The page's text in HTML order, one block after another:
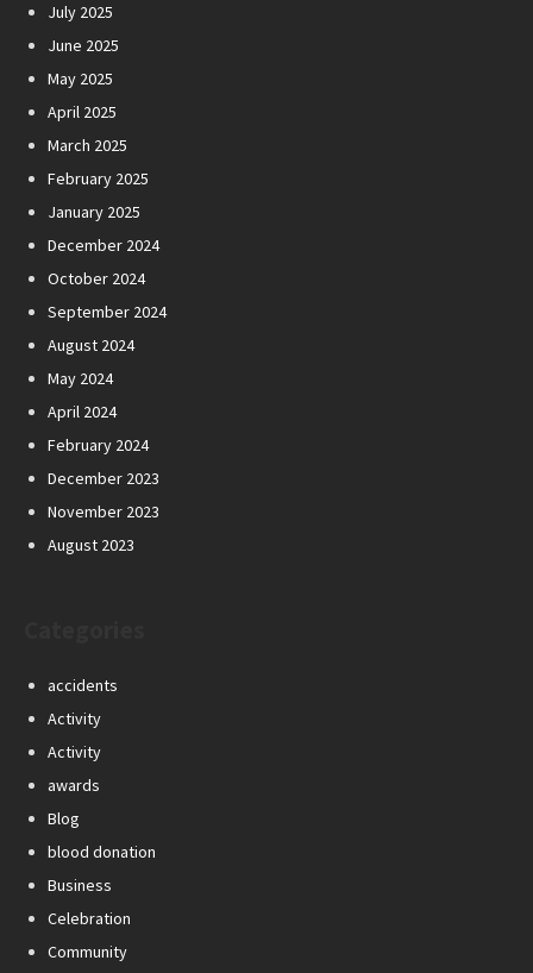
July 2025
June 2025
May 2025
April 2025
March 2025
February 2025
January 2025
December 2024
October 2024
September 2024
August 2024
May 2024
April 2024
February 2024
December 2023
November 2023
August 2023
accidents
Activity
Activity
awards
Blog
blood donation
Business
Celebration
Community